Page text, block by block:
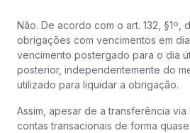
Não. De acordo com o art. 132, §1º,
obrigações com vencimentos em
vencimento postergado para o dia
posterior, independentemente do
utilizado para liquidar a obrigação.
Assim, apesar de a transferência via
contas transacionais de forma